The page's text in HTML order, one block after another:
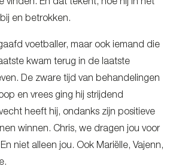
vinden. En dat tekent, hoe hij in het
en betrokken.
voetballer, maar ook iemand die
kwam terug in de laatste
De zware tijd van behandelingen
en vrees ging hij strijdend
heeft hij, ondanks zijn positieve
winnen. Chris, we dragen jou voor
niet alleen jou. Ook Mariëlle, Vajenn,